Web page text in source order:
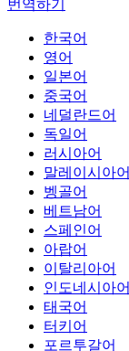
번역하기
한국어
영어
일본어
중국어
네덜란드어
독일어
러시아어
말레이시아어
벵골어
베트남어
스페인어
아랍어
이탈리아어
인도네시아어
태국어
터키어
포르투갈어